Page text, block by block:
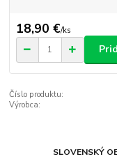
18,90 €/ks
Číslo produktu:
Výrobca:
SLOVENSKÝ